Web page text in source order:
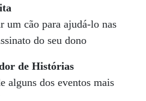
um cão para ajudá-lo nas
do seu dono
de Histórias
alguns dos eventos mais